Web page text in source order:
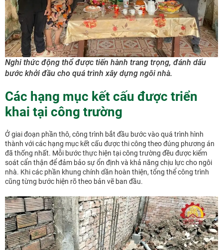
Nghi thức động thổ được tiến hành trang trọng, đánh dấu
bước khởi đầu cho quá trình xây dựng ngôi nhà.
Các hạng mục kết cấu được triển
khai tại công trường
Ở giai đoạn phần thô, công trình bắt đầu bước vào quá trình hình
thành với các hạng mục kết cấu được thi công theo đúng phương án
đã thống nhất. Mỗi bước thực hiện tại công trường đều được kiểm
soát cẩn thận để đảm bảo sự ổn định và khả năng chịu lực cho ngôi
nhà. Khi các phần khung chính dần hoàn thiện, tổng thể công trình
cũng từng bước hiện rõ theo bản vẽ ban đầu.